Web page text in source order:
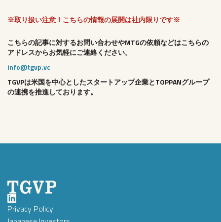
※取り扱い注意！こちらの情報の展開は社内限りです※
こちらの記事に対するお問い合わせやMTGの依頼などはこちらの
アドレスからお気軽にご連絡ください。
info@tgvp.vc
TGVPは米国を中心としたスタートアップ企業とTOPPANグループ
の連携を推進しております。
Privacy Policy